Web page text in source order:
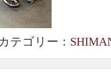
カテゴリー：